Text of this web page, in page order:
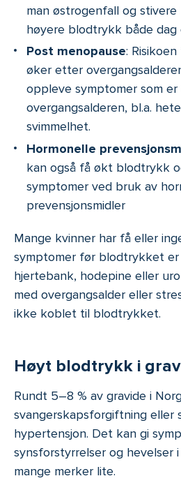
man østrogenfall og stivere
høyere blodtrykk både
Post menopause:
øker etter
oppleve symptomer som
overgangsalderen, bl.a.
svimmelhet.
Hormonelle
kan også få økt blodtrykk
symptomer ved bruk av
prevensjonsmidler
Mange kvinner har få eller
symptomer før blodtrykket er
hjertebank, hodepine eller
med overgangsalder eller
ikke koblet til blodtrykket.
Høyt blodtrykk i
Rundt 5–8 % av gravide i
svangerskapsforgiftning eller
hypertensjon. Det kan gi
synsforstyrrelser og hevelser
mange merker lite.